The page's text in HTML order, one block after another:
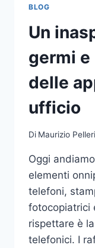
BLOG
Un
germi
delle
ufficio
Di Maurizio Pelleri
Oggi
elementi
telefoni,
fotocopiatrici
rispettare è
telefonici. I